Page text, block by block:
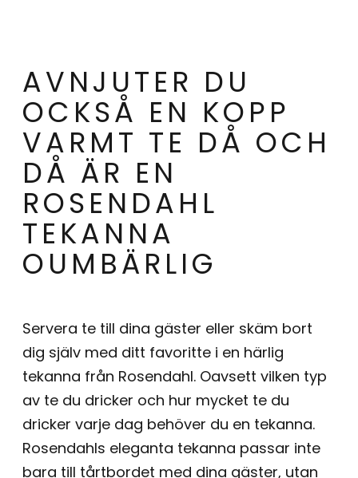
AVNJUTER DU
OCKSÅ EN KOPP
VARMT TE DÅ OCH
DÅ ÄR EN
ROSENDAHL
TEKANNA
OUMBÄRLIG
Servera te till dina gäster eller skäm bort
dig själv med ditt favoritte i en härlig
tekanna från Rosendahl. Oavsett vilken typ
av te du dricker och hur mycket te du
dricker varje dag behöver du en tekanna.
Rosendahls eleganta tekanna passar inte
bara till tårtbordet med dina gäster, utan